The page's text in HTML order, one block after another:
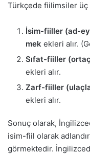
Türkçede fiilimsiler üç
İsim-fiiller (ad-
mek ekleri alır.
Sıfat-fiiller
ekleri alır.
Zarf-fiiller
ekleri alır.
Sonuç olarak,
isim-fiil olarak
görmektedir.